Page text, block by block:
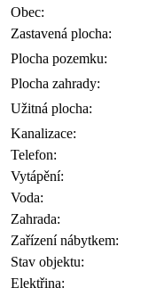
Obec:
Zastavená plocha:
Plocha pozemku:
Plocha zahrady:
Užitná plocha:
Kanalizace:
Telefon:
Vytápění:
Voda:
Zahrada:
Zařízení nábytkem:
Stav objektu:
Elektřina: